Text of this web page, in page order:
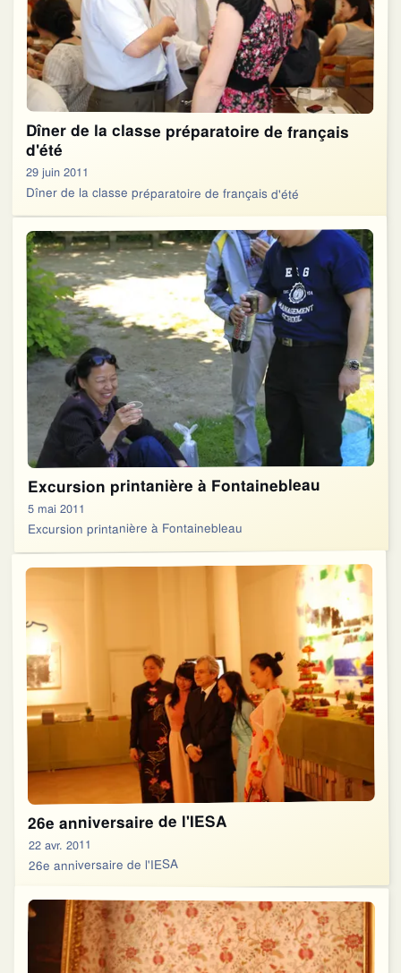
Dîner de la classe préparatoire de français
d'été
29 juin 2011
Dîner de la classe préparatoire de français d'été
Excursion printanière à Fontainebleau
5 mai 2011
Excursion printanière à Fontainebleau
26e anniversaire de l'IESA
22 avr. 2011
26e anniversaire de l'IESA